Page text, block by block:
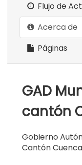
Flujo de
Acerca de
Páginas
GAD
cantón
Gobierno
Cantón Cuenca